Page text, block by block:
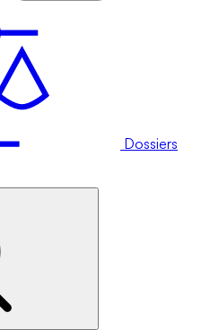
Dossiers